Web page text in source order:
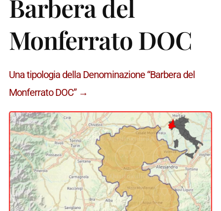
Barbera del
Monferrato DOC
Una tipologia della Denominazione “Barbera del
Monferrato DOC” →